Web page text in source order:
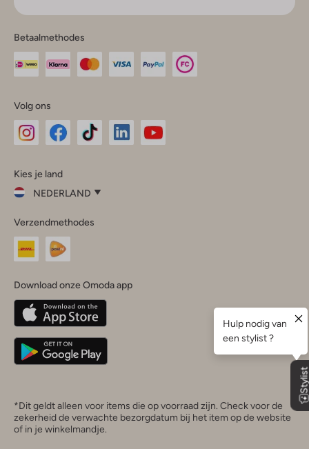
Betaalmethodes
Volg ons
InstagramFacebook
Kies je land
NEDERLAND
je
land
Nederland
Belgique(Français)
Deutschland
Verzendmethodes
Download onze Omoda app
*Dit geldt alleen voor items die op voorraad zijn. Check voor de
zekerheid de verwachte bezorgdatum bij het item op de website
of in je winkelmandje.